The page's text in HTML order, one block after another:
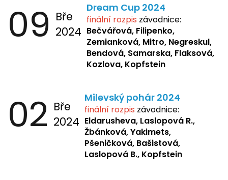
09 Bře
2024
Dream Cup 2024
finální rozpis závodnice:
Bečvářová, Filipenko,
Zemianková,Mitro, Negreskul,
Bendová, Samarska, Flaksová,
Kozlova, Kopfstein
02 Bře
2024
Milevský pohár 2024
finální rozpis závodnice:
Eldarusheva, Laslopová R.,
Žbánková, Yakimets,
Pšeničková, Bašistová,
Laslopová B., Kopfstein